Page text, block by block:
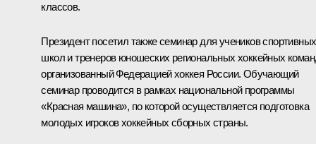
классов.
Президент посетил также семинар для учеников спортивных
школ и тренеров юношеских региональных хоккейных
организованный Федерацией хоккея России. Обучающий
семинар проводится в рамках национальной программы
«Красная машина», по которой осуществляется подготовка
молодых игроков хоккейных сборных страны.